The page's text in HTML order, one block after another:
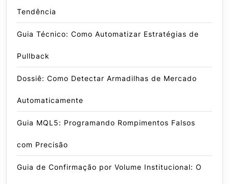
Tendência
Guia Técnico: Como Automatizar Estratégias de
Pullback
Dossiê: Como Detectar Armadilhas de Mercado
Automaticamente
Guia MQL5: Programando Rompimentos Falsos
com Precisão
Guia de Confirmação por Volume Institucional: O